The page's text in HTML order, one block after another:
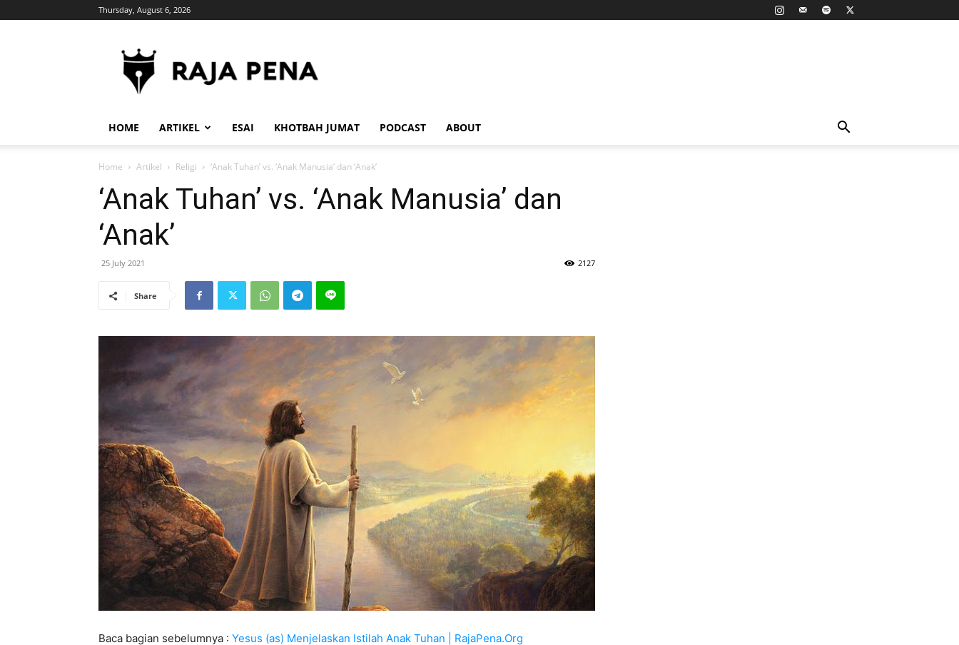
Thursday, August 6, 2026
HOME ARTIKEL ESAI KHOTBAH JUMAT PODCAST ABOUT
Home Artikel Religi ‘Anak Tuhan’ vs. ‘Anak Manusia’ dan ‘Anak’
‘Anak Tuhan’ vs. ‘Anak Manusia’ dan
‘Anak’
25 July 2021 2127
Share
Baca bagian sebelumnya : Yesus (as) Menjelaskan Istilah Anak Tuhan | RajaPena.Org